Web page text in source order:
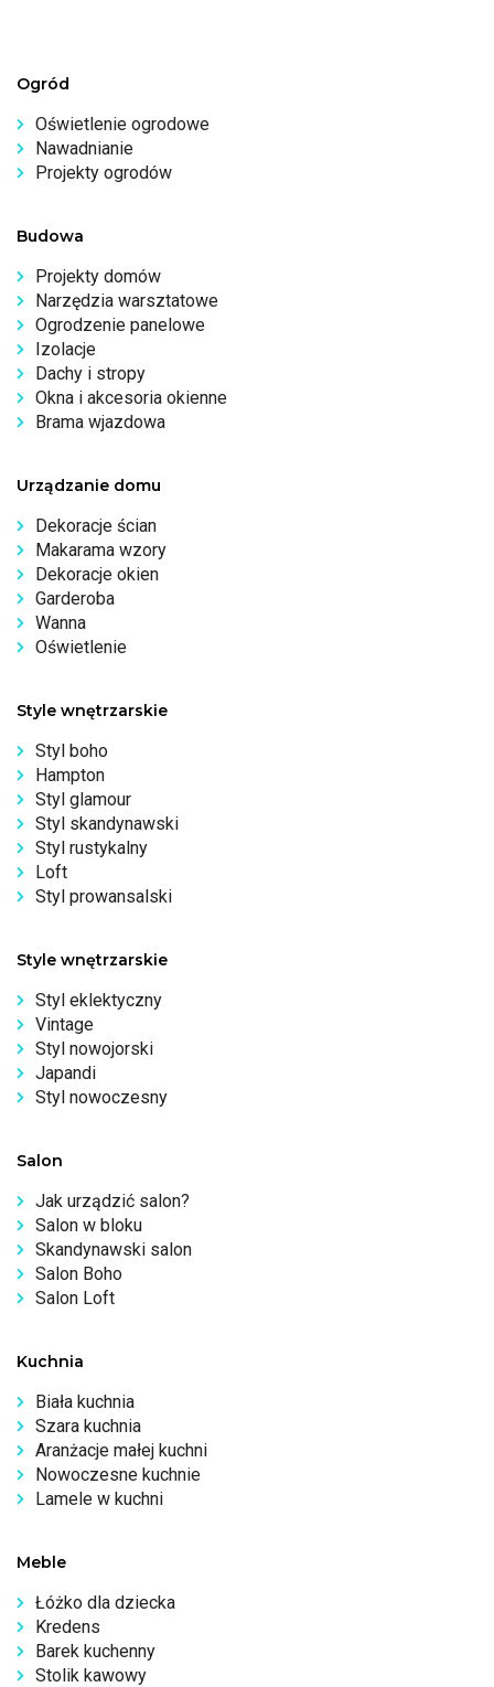
Ogród
Oświetlenie ogrodowe
Nawadnianie
Projekty ogrodów
Budowa
Projekty domów
Narzędzia warsztatowe
Ogrodzenie panelowe
Izolacje
Dachy i stropy
Okna i akcesoria okienne
Brama wjazdowa
Urządzanie domu
Dekoracje ścian
Makarama wzory
Dekoracje okien
Garderoba
Wanna
Oświetlenie
Style wnętrzarskie
Styl boho
Hampton
Styl glamour
Styl skandynawski
Styl rustykalny
Loft
Styl prowansalski
Style wnętrzarskie
Styl eklektyczny
Vintage
Styl nowojorski
Japandi
Styl nowoczesny
Salon
Jak urządzić salon?
Salon w bloku
Skandynawski salon
Salon Boho
Salon Loft
Kuchnia
Biała kuchnia
Szara kuchnia
Aranżacje małej kuchni
Nowoczesne kuchnie
Lamele w kuchni
Meble
Łóżko dla dziecka
Kredens
Barek kuchenny
Stolik kawowy